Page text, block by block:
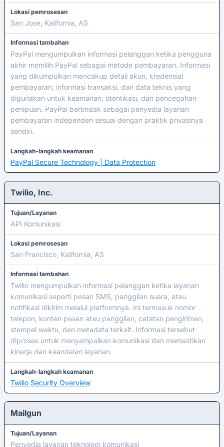
Lokasi pemrosesan
San Jose, Kalifornia, AS
Informasi tambahan
PayPal mengumpulkan informasi pelanggan ketika pengguna
akhir memilih PayPal sebagai metode pembayaran. Informasi
yang dikumpulkan mencakup detail akun, kredensial
pembayaran, informasi transaksi, dan data teknis yang
digunakan untuk keamanan, otentikasi, dan pencegahan
penipuan. PayPal bertindak sebagai penyedia layanan
pembayaran independen sesuai dengan praktik privasinya
sendiri.
Langkah-langkah keamanan
PayPal Secure Technology | Data Protection
Twilio, Inc.
Tujuan/Layanan
API Komunikasi
Lokasi pemrosesan
San Francisco, Kalifornia, AS
Informasi tambahan
Twilio mengumpulkan informasi pelanggan ketika layanan
komunikasi seperti pesan SMS, panggilan suara, atau
notifikasi dikirim melalui platformnya. Ini termasuk nomor
telepon, konten pesan atau panggilan, catatan pengiriman,
stempel waktu, dan metadata terkait. Informasi tersebut
diproses untuk menyampaikan komunikasi dan memastikan
kinerja dan keandalan layanan.
Langkah-langkah keamanan
Twilio Security Overview
Mailgun
Tujuan/Layanan
Penyedia layanan teknologi komunikasi